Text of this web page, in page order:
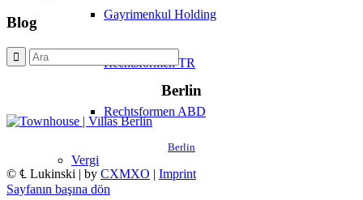
Gayrimenkul Holding
Rechtsformen TR
Rechtsformen ABD
Vergi
Blog
Berlin
Berlin
© ℄ Lukinski | by CXMXO | Imprint
Sayfanın başına dön